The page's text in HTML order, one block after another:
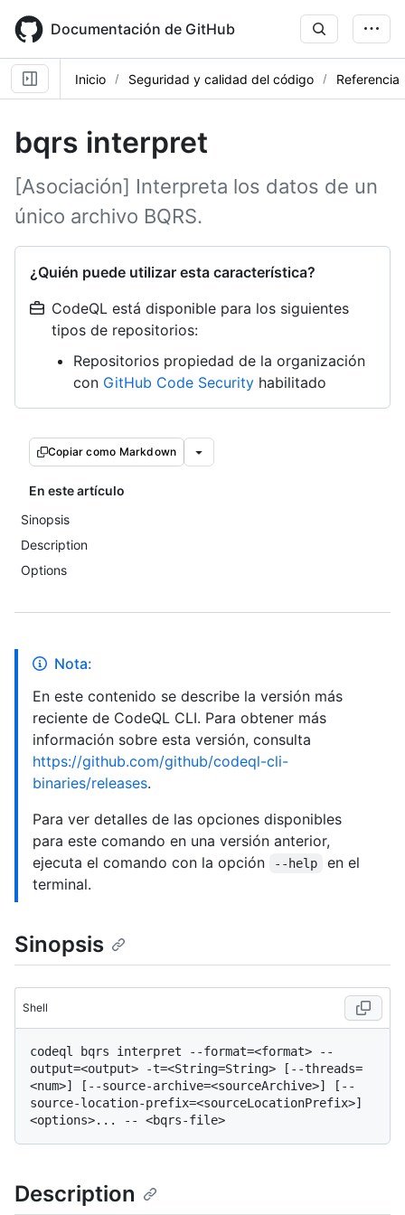
main
content
Documentación de GitHub
Inicio Seguridad y calidad del código Referencia
bqrs interpret
[Asociación] Interpreta los datos de un
único archivo BQRS.
¿Quién puede utilizar esta característica?
CodeQL está disponible para los siguientes
tipos de repositorios:
Repositorios propiedad de la organización
con GitHub Code Security habilitado
Copiar como Markdown
En este artículo
Sinopsis
Description
Options
Nota:
En este contenido se describe la versión más
reciente de CodeQL CLI. Para obtener más
información sobre esta versión, consulta
https://github.com/github/codeql-cli-
binaries/releases.
Para ver detalles de las opciones disponibles
para este comando en una versión anterior,
ejecuta el comando con la opción
--help
en el
terminal.
Sinopsis
Shell
codeql bqrs interpret --format=<format> --
output=<output> -t=<String=String> [--threads=
<num>] [--source-archive=<sourceArchive>] [--
source-location-prefix=<sourceLocationPrefix>]
Description